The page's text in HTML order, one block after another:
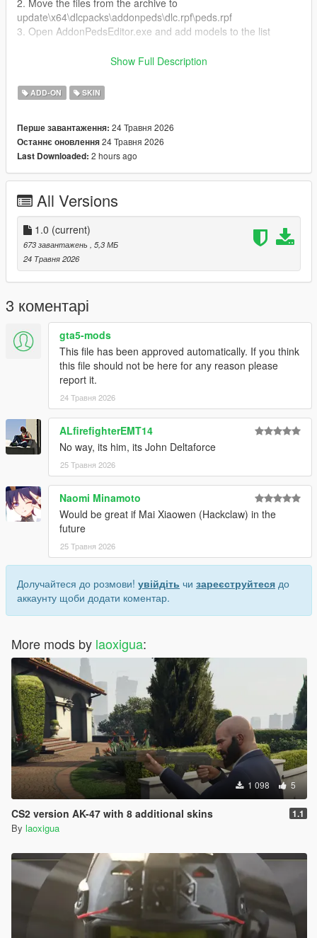
update\x64\dlcpacks\addonpeds\dlc.rpf\peds.rpf
3. Open AddonPedsEditor.exe and add models to the list
Author and producer: laoxigua
Note: - Please refrain from uploading this mod to other
websites or creating paid integration packs. - This is my initial
There might be some issues, please be aware
Show Full Description
ADD-ON SKIN
Перше завантаження: 24 Травня 2026
Останнє оновлення24 Травня 2026
Last Downloaded: 2 hours ago
All Versions
1.0 (current)
673 завантажень
, 5,3 МБ
24 Травня 2026
3 коментарі
gta5-mods
This file has been approved automatically. If you think
this file should not be here for any reason please
report it.
24 Травня 2026
ALfirefighterEMT14
No way, its him, its John Deltaforce
25 Травня 2026
Naomi Minamoto
Would be great if Mai Xiaowen (Hackclaw) in the
future
25 Травня 2026
Долучайтеся до розмови! увійдіть чи зареєструйтеся до
аккаунту щоби додати коментар.
More mods by laoxigua:
1 098 5
CS2 version AK-47 with 8 additional skins 1.1
By laoxigua